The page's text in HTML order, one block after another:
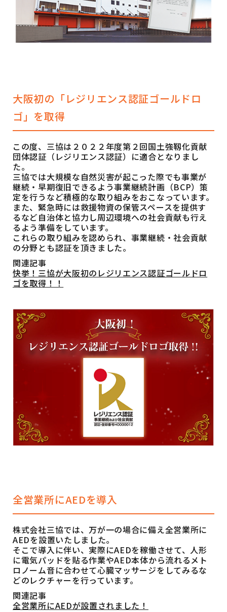
大阪初の「レジリエンス認証ゴールドロ
ゴ」を取得
この度、三協は２０２２年度第２回国土強靱化貢献
団体認証（レジリエンス認証）に適合となりまし
た。
三協では大規模な自然災害が起こった際でも事業が
継続・早期復旧できるよう事業継続計画（BCP）策
定を行うなど積極的な取り組みをおこなっています。
また、緊急時には救援物資の保管スペースを提供す
るなど自治体と協力し周辺環境への社会貢献も行え
るよう準備をしています。
これらの取り組みを認められ、事業継続・社会貢献
の分野とも認証を頂きました。
関連記事
快挙！三協が大阪初のレジリエンス認証ゴールドロ
ゴを取得！！
全営業所にAEDを導入
株式会社三協では、万が一の場合に備え全営業所に
AEDを設置いたしました。
そこで導入に伴い、実際にAEDを稼働させて、人形
に電気パッドを貼る作業やAED本体から流れるメト
ロノーム音に合わせて心臓マッサージをしてみるな
どのレクチャーを行っています。
関連記事
全営業所にAEDが設置されました！